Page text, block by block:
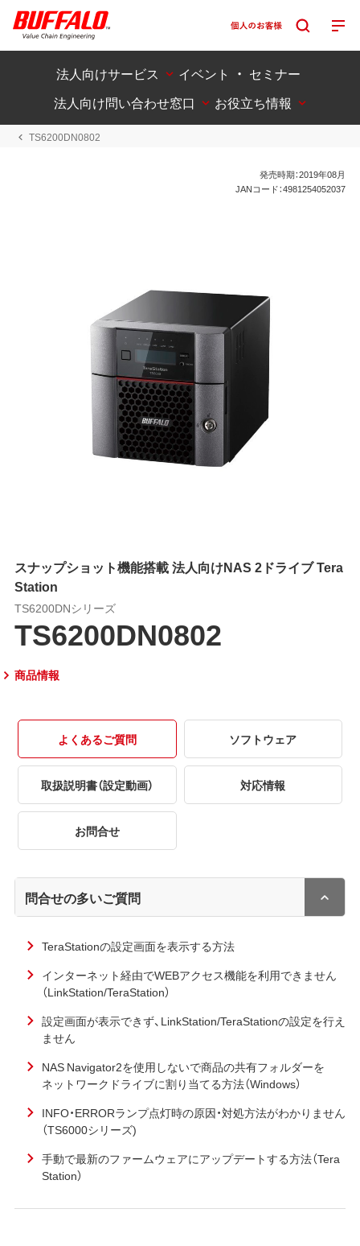
法人向けサービス
イベント ・ セミナー
法人向け問い合わせ窓口
お役立ち情報
TS6200DN0802
発売時期：2019年08月
JANコード：4981254052037
スナップショット機能搭載 法人向けNAS 2ドライブ Tera
Station
TS6200DNシリーズ
TS6200DN0802
商品情報
よくあるご質問 ソフトウェア
取扱説明書（設定動画） 対応情報
お問合せ
問合せの多いご質問
TeraStationの設定画面を表示する方法
インターネット経由でWEBアクセス機能を利用できません
（LinkStation/TeraStation）
設定画面が表示できず、LinkStation/TeraStationの設定を行え
ません
NAS Navigator2を使用しないで商品の共有フォルダーを
ネットワークドライブに割り当てる方法（Windows）
INFO・ERRORランプ点灯時の原因・対処方法がわかりません
（TS6000シリーズ)
手動で最新のファームウェアにアップデートする方法（Tera
Station）